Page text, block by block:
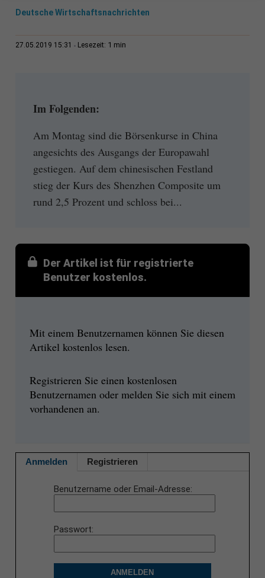
Deutsche Wirtschaftsnachrichten
27.05.2019 15:31 Lesezeit: 1 min
Im Folgenden:
Am Montag sind die Börsenkurse in China
angesichts des Ausgangs der Europawahl
gestiegen. Auf dem chinesischen Festland
stieg der Kurs des Shenzhen Composite um
rund 2,5 Prozent und schloss bei...
Der Artikel ist für registrierte
Benutzer kostenlos.
Mit einem Benutzernamen können Sie diesen
Artikel kostenlos lesen.
Registrieren Sie einen kostenlosen
Benutzernamen oder melden Sie sich mit einem
vorhandenen an.
Anmelden Registrieren
Benutzername oder Email-Adresse
Passwort
ANMELDEN